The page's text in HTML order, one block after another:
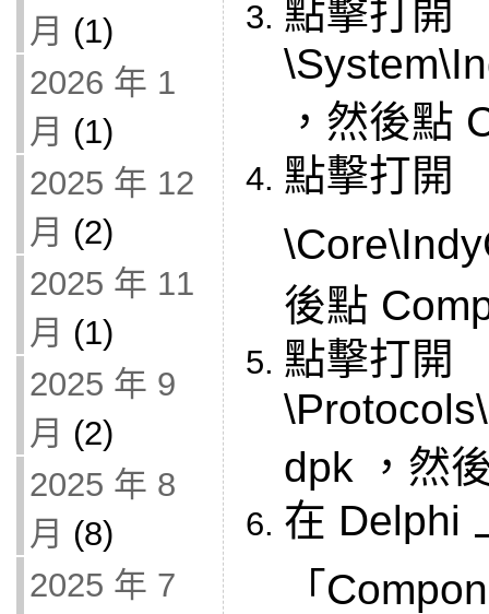
月 (1)
2026 年 1
月 (1)
2025 年 12
月 (2)
2025 年 11
月 (1)
2025 年 9
月 (2)
2025 年 8
月 (8)
2025 年 7
點擊打開
，然後點
點擊打開
後點
點擊打開
dpk ，然
在 Delphi
「